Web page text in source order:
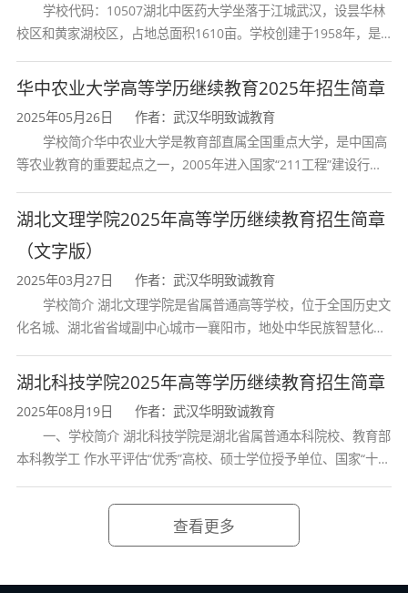
学校代码：10507湖北中医药大学坐落于江城武汉，设昙华林
校区和黄家湖校区，占地总面积1610亩。学校创建于1958年，是
育和最早开办中医研究
华中农业大学高等学历继续教育2025年招生简章
2025年05月26日
作者：武汉华明致诚教育
学校简介华中农业大学是教育部直属全国重点大学，是中国高
等农业教育的重要起点之一，2005年进入国家“211工程”建设行
首轮“双一流”成效
湖北文理学院2025年高等学历继续教育招生简章
（文字版）
2025年03月27日
作者：武汉华明致诚教育
学校简介 湖北文理学院是省属普通高等学校，位于全国历史文
化名城、湖北省省域副中心城市一襄阳市，地处中华民族智慧化身
学校、全国普通
湖北科技学院2025年高等学历继续教育招生简章
2025年08月19日
作者：武汉华明致诚教育
一、学校简介 湖北科技学院是湖北省属普通本科院校、教育部
本科教学工 作水平评估“优秀”高校、硕士学位授予单位、国家“十三
查看更多